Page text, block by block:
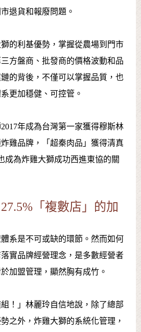
退貨和報廢問題。
的利基優勢，掌握從農場到門市
方盤商、批發商的價格波動和品
的背後，不僅可以掌握品質，也
更加穩健、可控管。
年成為台灣第一家獲得穆斯林
雞品牌，「超秦肉品」獲得清真
成為炸雞大獅成功西進東協的關
「複數店」的加
系是不可或缺的環節。然而如何
實品牌經營理念，是多數經營者
加盟管理，顯然胸有成竹。
組！」林麗玲自信地說，除了總部
之外，炸雞大獅的系統化管理，